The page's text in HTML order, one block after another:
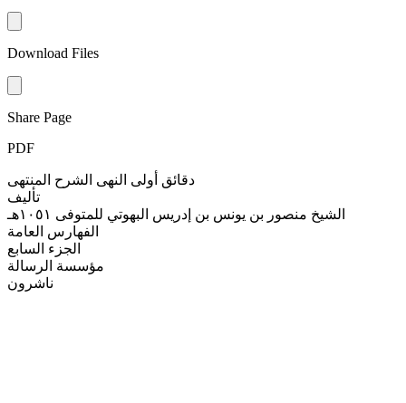
Download Files
Share Page
PDF
دقائق أولى النهى الشرح المنتهى
تأليف
الشيخ منصور بن يونس بن إدريس البهوتي للمتوفى ١٠٥١هـ
الفهارس العامة
الجزء السابع
مؤسسة الرسالة
ناشرون